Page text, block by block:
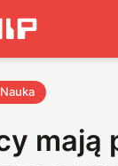
Nauka
mają